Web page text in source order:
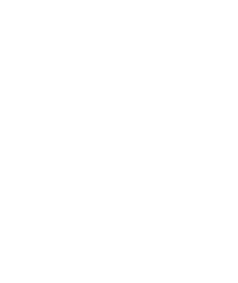
in der gesamten
der Einrichtungen bei und
kritischer Materialien in